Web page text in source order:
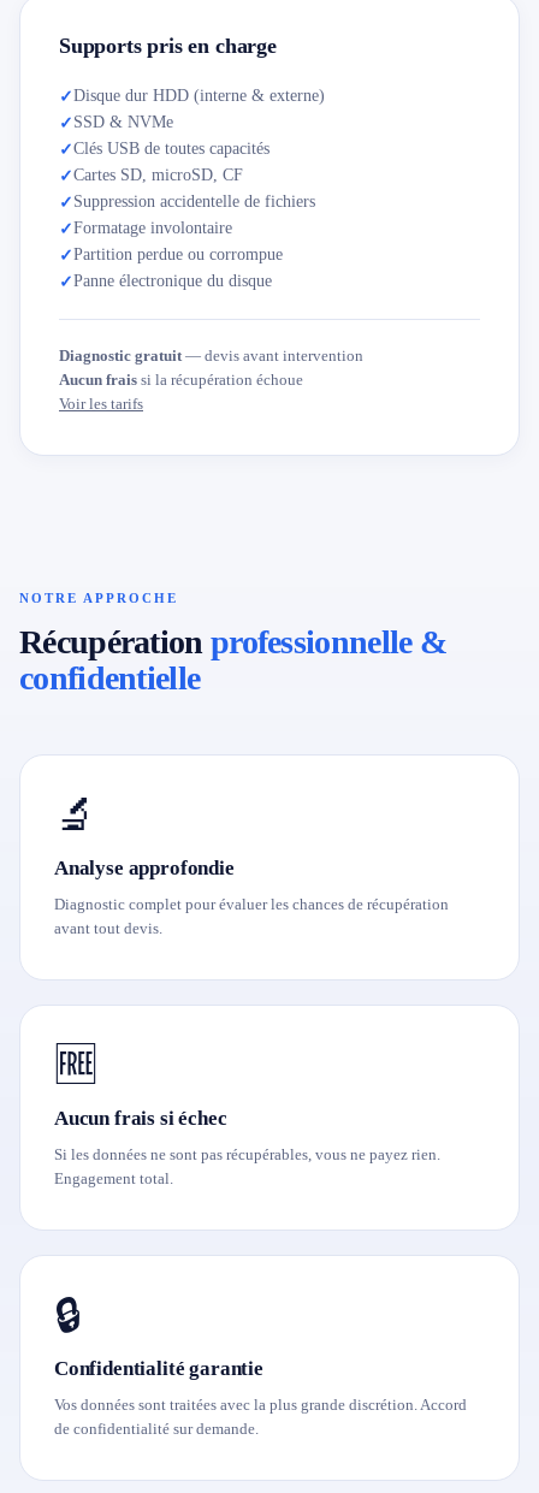
Supports pris en charge
✓Disque dur HDD (interne & externe)
✓ SSD & NVMe
✓Clés USB de toutes capacités
✓Cartes SD, microSD, CF
✓ Suppression accidentelle de fichiers
✓Formatage involontaire
✓Partition perdue ou corrompue
✓Panne électronique du disque
Diagnostic gratuit — devis avant intervention
Aucun frais si la récupération échoue
Voir les tarifs
NOTRE APPROCHE
Récupération professionnelle &
confidentielle
🔬
Analyse approfondie
Diagnostic complet pour évaluer les chances de récupération
avant tout devis.
🆓
Aucun frais si échec
Si les données ne sont pas récupérables, vous ne payez rien.
Engagement total.
🔒
Confidentialité garantie
Vos données sont traitées avec la plus grande discrétion. Accord
de confidentialité sur demande.